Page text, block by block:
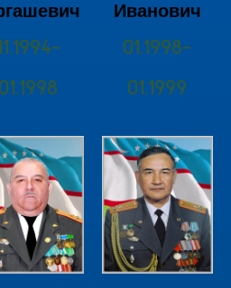
01.1998
Иванович
01.1998-
01.1999